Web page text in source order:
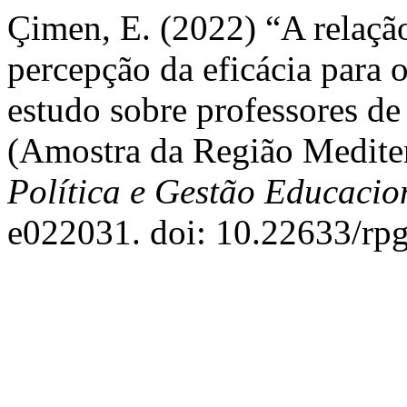
Çimen, E. (2022) “A
percepção da eficácia para
estudo sobre professores
(Amostra da Região
Política e Gestão
e022031. doi: 10.22633/